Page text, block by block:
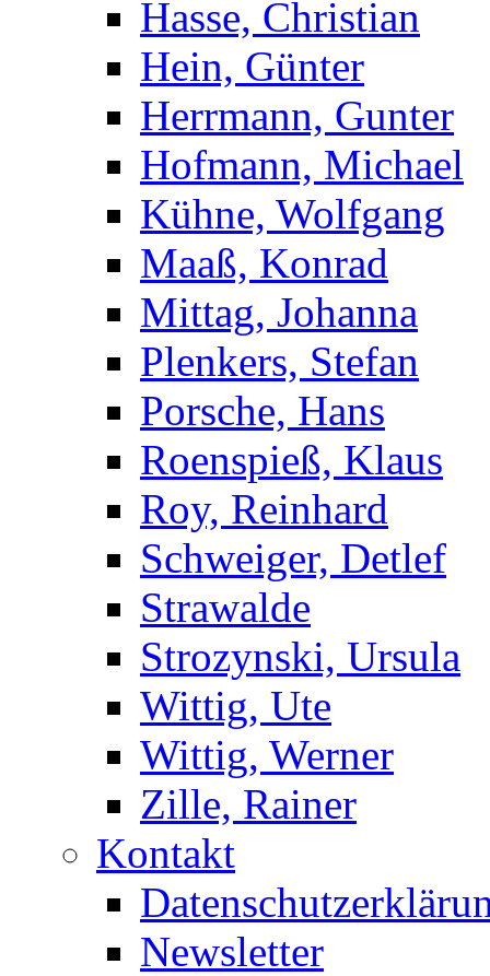
Hasse, Christian
Hein, Günter
Herrmann, Gunter
Hofmann, Michael
Kühne, Wolfgang
Maaß, Konrad
Mittag, Johanna
Plenkers, Stefan
Porsche, Hans
Roenspieß, Klaus
Roy, Reinhard
Schweiger, Detlef
Strawalde
Strozynski, Ursula
Wittig, Ute
Wittig, Werner
Zille, Rainer
Kontakt
Newsletter